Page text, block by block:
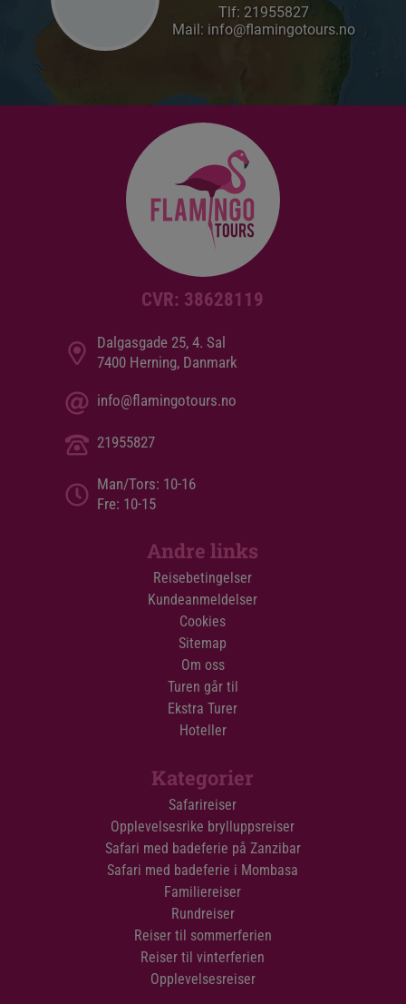
Tlf: 21955827
Mail: info@flamingotours.no
CVR: 38628119
Dalgasgade 25, 4. Sal
7400 Herning, Danmark
info@flamingotours.no
21955827
Man/Tors: 10-16
Fre: 10-15
Andre links
Reisebetingelser
Kundeanmeldelser
Cookies
Sitemap
Om oss
Turen går til
Ekstra Turer
Hoteller
Kategorier
Safarireiser
Opplevelsesrike brylluppsreiser
Safari med badeferie på Zanzibar
Safari med badeferie i Mombasa
Familiereiser
Rundreiser
Reiser til sommerferien
Reiser til vinterferien
Opplevelsesreiser